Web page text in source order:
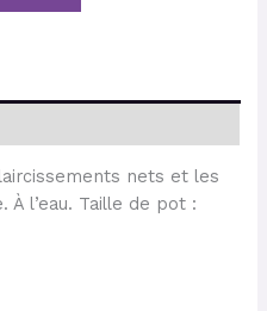
nets et les
À l’eau. Taille de pot :